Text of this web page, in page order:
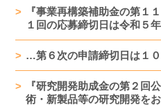
『事業再構築補助金の第
１回の応募締切日は令和５
…第６次の申請締切日は１０
『研究開発助成金の第２回
術・新製品等の研究開発を